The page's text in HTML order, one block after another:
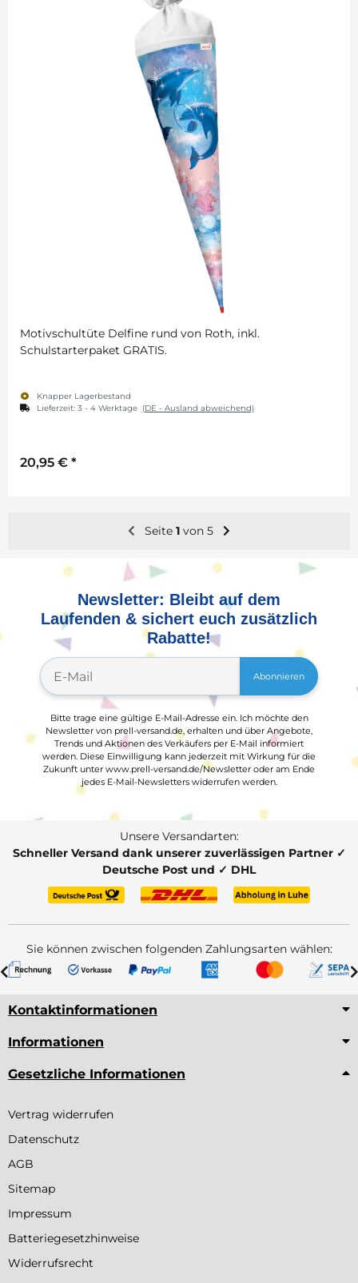
Motivschultüte Delfine rund von Roth, inkl.
Schulstarterpaket GRATIS.
Knapper Lagerbestand
Lieferzeit: 3 - 4 Werktage (DE - Ausland abweichend)
20,95 € *
Seite 1 von 5
Newsletter: Bleibt auf dem
Laufenden & sichert euch zusätzlich
Rabatte!
Abonnieren
Bitte trage eine gültige E-Mail-Adresse ein. Ich möchte den
Newsletter von prell-versand.de, erhalten und über Angebote,
Trends und Aktionen des Verkäufers per E-Mail informiert
werden. Diese Einwilligung kann jederzeit mit Wirkung für die
Zukunft unter www.prell-versand.de/Newsletter oder am Ende
jedes E-Mail-Newsletters widerrufen werden.
Unsere Versandarten:
Schneller Versand dank unserer zuverlässigen Partner ✓
Deutsche Post und ✓ DHL
Sie können zwischen folgenden Zahlungsarten wählen:
Kontaktinformationen
Informationen
Gesetzliche Informationen
Vertrag widerrufen
Datenschutz
AGB
Sitemap
Impressum
Batteriegesetzhinweise
Widerrufsrecht